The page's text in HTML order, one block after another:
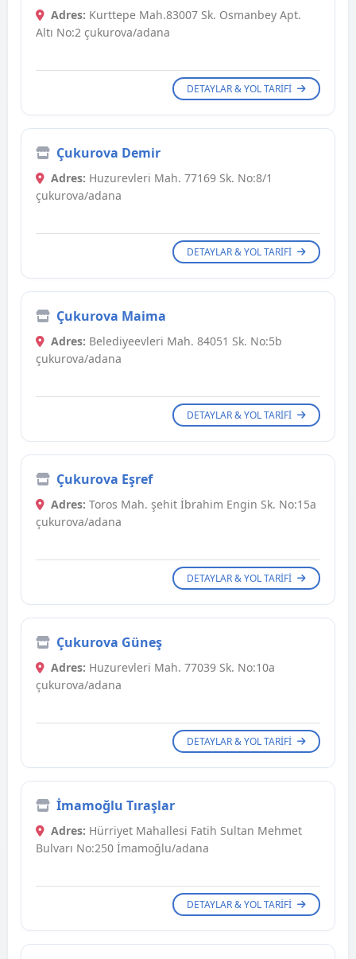
Adres: Kurttepe Mah.83007 Sk. Osmanbey Apt.
Altı No:2 çukurova/adana
DETAYLAR & YOL TARIFI
Çukurova Demir
Adres: Huzurevleri Mah. 77169 Sk. No:8/1
çukurova/adana
DETAYLAR & YOL TARIFI
Çukurova Maima
Adres: Belediyeevleri Mah. 84051 Sk. No:5b
çukurova/adana
DETAYLAR & YOL TARIFI
Çukurova Eşref
Adres: Toros Mah. şehit İbrahim Engin Sk. No:15a
çukurova/adana
DETAYLAR & YOL TARIFI
Çukurova Güneş
Adres: Huzurevleri Mah. 77039 Sk. No:10a
çukurova/adana
DETAYLAR & YOL TARIFI
İmamoğlu Tıraşlar
Adres: Hürriyet Mahallesi Fatih Sultan Mehmet
Bulvarı No:250 İmamoğlu/adana
DETAYLAR & YOL TARIFI